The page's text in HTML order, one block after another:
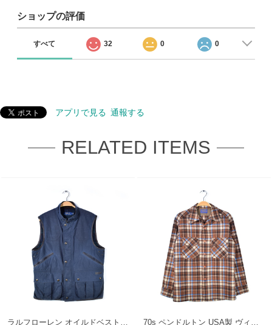
ショップの評価
すべて 32 0 0
アプリで見る 通報する
RELATED ITEMS